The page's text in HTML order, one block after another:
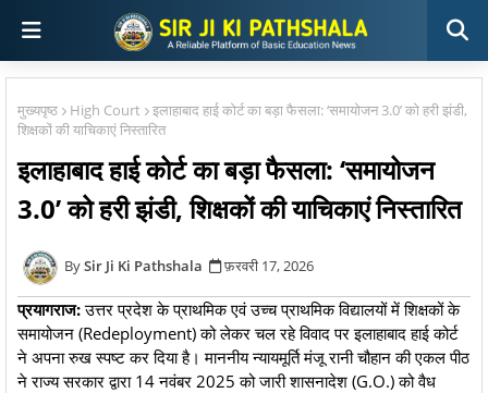
मुख्यपृष्ठ High Court
इलाहाबाद हाई कोर्ट का बड़ा फैसला: ‘समायोजन 3.0’ को हरी झंडी,
शिक्षकों की याचिकाएं निस्तारित
इलाहाबाद हाई कोर्ट का बड़ा फैसला: ‘समायोजन
3.0’ को हरी झंडी, शिक्षकों की याचिकाएं निस्तारित
Sir Ji Ki Pathshala फ़रवरी 17, 2026
प्रयागराज:उत्तर प्रदेश के प्राथमिक एवं उच्च प्राथमिक विद्यालयों में शिक्षकों के
समायोजन (Redeployment) को लेकर चल रहे विवाद पर इलाहाबाद हाई कोर्ट
ने अपना रुख स्पष्ट कर दिया है। माननीय न्यायमूर्ति मंजू रानी चौहान की एकल पीठ
ने राज्य सरकार द्वारा 14 नवंबर 2025 को जारी शासनादेश (G.O.) को वैध